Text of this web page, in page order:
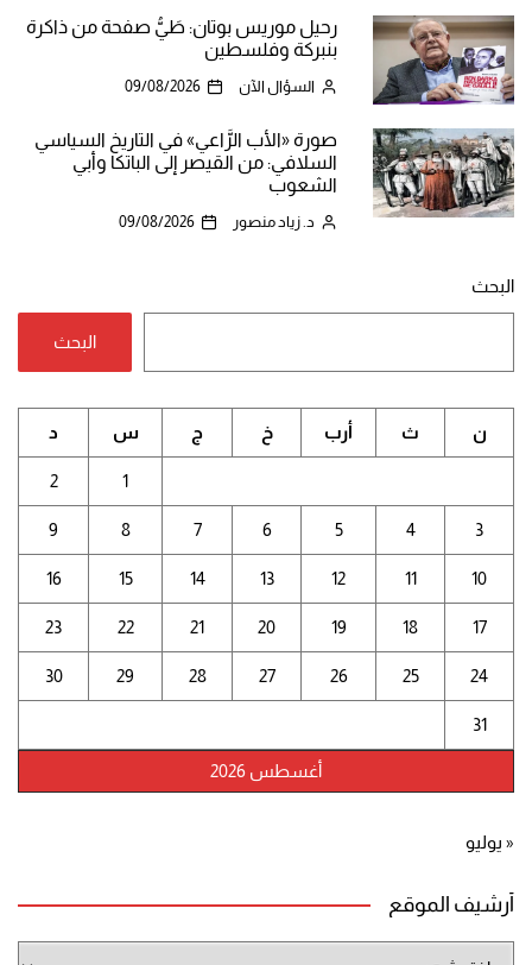
رحيل موريس بوتان: طَيُّ صفحة من ذاكرة
بنبركة وفلسطين
السؤال الآن 09/08/2026
صورة «الأب الرَّاعي» في التاريخ السياسي
السلافي: من القيصر إلى الباتكا وأبي
الشعوب
د. زياد منصور 09/08/2026
البحث
البحث
أغسطس 2026
ن ث أرب خ ج س د
1
2
3
4
5
6
7
8
9
10
11
12
13
14
15
16
17
18
19
20
21
22
23
24
25
26
27
28
29
30
31
« يوليو
أرشيف الموقع